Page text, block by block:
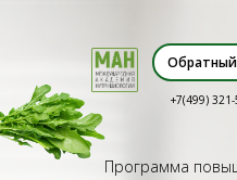
Программа
+7(499)